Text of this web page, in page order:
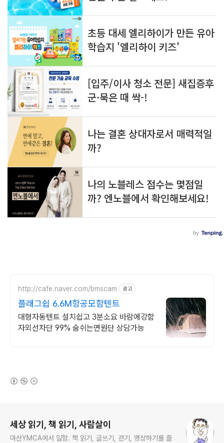
http://cafe.naver.com/bmscam 광고
플래그쉽 6.6M항공모함텐트
대형자동텐트 설치쉽고 3분소요 바람에강함
자외선차단 99% 숨쉬는면원단 상담가능
세상 읽기, 책 읽기, 사람살이
마산YMCA에서 일함. 책 읽기, 글쓰기, 걷기, 명상하기를 즐